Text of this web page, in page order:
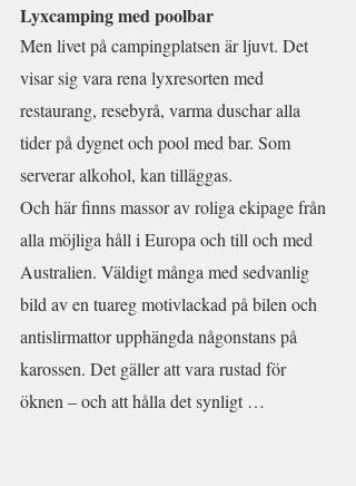
Lyxcamping med poolbar
Men livet på campingplatsen är ljuvt. Det
visar sig vara rena lyxresorten med
restaurang, resebyrå, varma duschar alla
tider på dygnet och pool med bar. Som
serverar alkohol, kan tilläggas.
Och här finns massor av roliga ekipage från
alla möjliga håll i Europa och till och med
Australien. Väldigt många med sedvanlig
bild av en tuareg motivlackad på bilen och
antislirmattor upphängda någonstans på
karossen. Det gäller att vara rustad för
öknen – och att hålla det synligt …